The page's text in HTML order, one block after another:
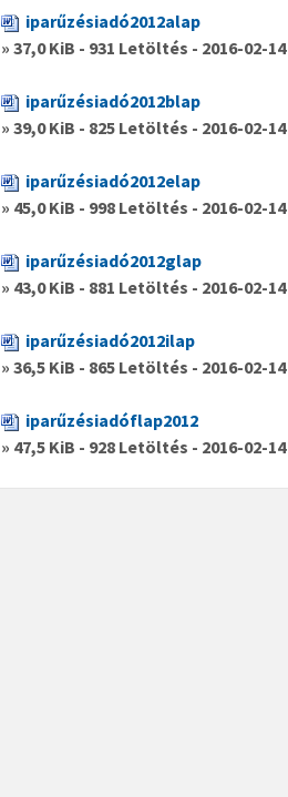
iparűzésiadó2012alap
» 37,0 KiB - 931 Letöltés - 2016-02-14
iparűzésiadó2012blap
» 39,0 KiB - 825 Letöltés - 2016-02-14
iparűzésiadó2012elap
» 45,0 KiB - 998 Letöltés - 2016-02-14
iparűzésiadó2012glap
» 43,0 KiB - 881 Letöltés - 2016-02-14
iparűzésiadó2012ilap
» 36,5 KiB - 865 Letöltés - 2016-02-14
iparűzésiadóflap2012
» 47,5 KiB - 928 Letöltés - 2016-02-14